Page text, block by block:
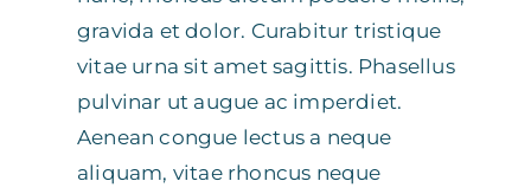
gravida et dolor. Curabitur tristique
vitae urna sit amet sagittis. Phasellus
pulvinar ut augue ac imperdiet.
Aenean congue lectus a neque
aliquam, vitae rhoncus neque